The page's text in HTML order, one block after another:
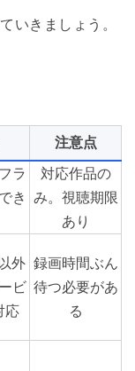
いきましょう。
注意点
ラ
き
対応作品の
み。視聴期限
あり
外
ビ
応
録画時間ぶん
待つ必要があ
る